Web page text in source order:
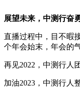
展望未来，中测行奋
直播过程中，目不暇
个年会始末，年会的
再见2022，中测行人
加油2023，中测行人